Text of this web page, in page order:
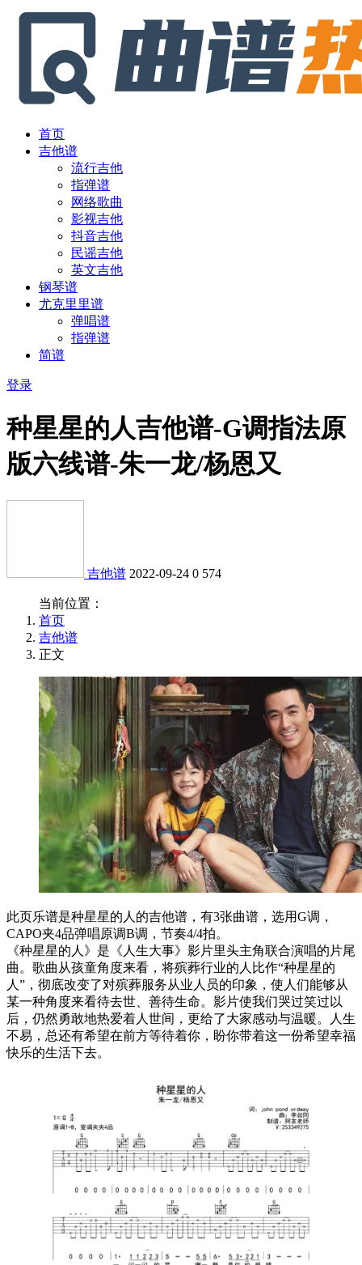
首页
吉他谱
流行吉他
指弹谱
网络歌曲
影视吉他
抖音吉他
民谣吉他
英文吉他
钢琴谱
尤克里里谱
弹唱谱
指弹谱
简谱
登录
种星星的人吉他谱-G调指法原
版六线谱-朱一龙/杨恩又
吉他谱 2022-09-24 0 574
当前位置：
首页
吉他谱
正文
此页乐谱是种星星的人的吉他谱，有3张曲谱，选用G调，
CAPO夹4品弹唱原调B调，节奏4/4拍。
《种星星的人》是《人生大事》影片里头主角联合演唱的片尾
曲。歌曲从孩童角度来看，将殡葬行业的人比作“种星星的
人”，彻底改变了对殡葬服务从业人员的印象，使人们能够从
某一种角度来看待去世、善待生命。影片使我们哭过笑过以
后，仍然勇敢地热爱着人世间，更给了大家感动与温暖。人生
不易，总还有希望在前方等待着你，盼你带着这一份希望幸福
快乐的生活下去。